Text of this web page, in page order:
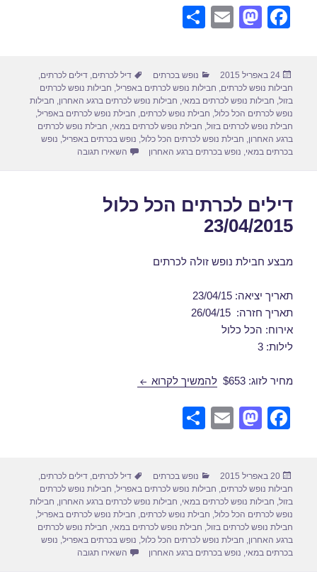
F
e
b
o
o
M
o
d
o
n
E
e
פורסם
בתאריך
24 באפריל 2015 קטגוריות
נופש בכרתים תגיות
דיל לכרתים ,דילים לכרתים
חבילות נופש לכרתים חבילות נופש לכרתים באפריל חבילות נופש לכרתים
בזול חבילות נופש לכרתים במאי חבילות נופש לכרתים ברגע האחרון חבילות
נופש לכרתים הכל כלול חבילת נופש לכרתים חבילת נופש לכרתים באפריל
חבילת נופש לכרתים בזול חבילת נופש לכרתים במאי חבילת נופש לכרתים
ברגע האחרון חבילת נופש לכרתים הכל כלול נופש בכרתים באפריל נופש
בכרתים במאי נופש בכרתים ברגע האחרון השאירו תגובה
דילים לכרתים הכל כלול
23/04/2015
מבצע חבילת נופש זולה לכרתים
תאריך יציאה: 23/04/15
תאריך חזרה: 26/04/15
אירוח: הכל כלול
לילות: 3
מחיר לזוג: $653 להמשיך לקרוא דילים לכרתים הכל כלול 23/04/2015
F
e
b
o
o
M
o
d
o
n
E
e
פורסם
בתאריך
20 באפריל 2015 קטגוריות
נופש בכרתים תגיות
דיל לכרתים,דילים לכרתים,
חבילות נופש לכרתים, חבילות נופש לכרתים באפריל, חבילות נופש לכרתים
בזול, חבילות נופש לכרתים במאי, חבילות נופש לכרתים ברגע האחרון, חבילות
נופש לכרתים הכל כלול, חבילת נופש לכרתים, חבילת נופש לכרתים באפריל,
חבילת נופש לכרתים בזול, חבילת נופש לכרתים במאי, חבילת נופש לכרתים
ברגע האחרון, חבילת נופש לכרתים הכל כלול, נופש בכרתים באפריל, נופש
בכרתים במאי, נופש בכרתים ברגע האחרון השאירו תגובה